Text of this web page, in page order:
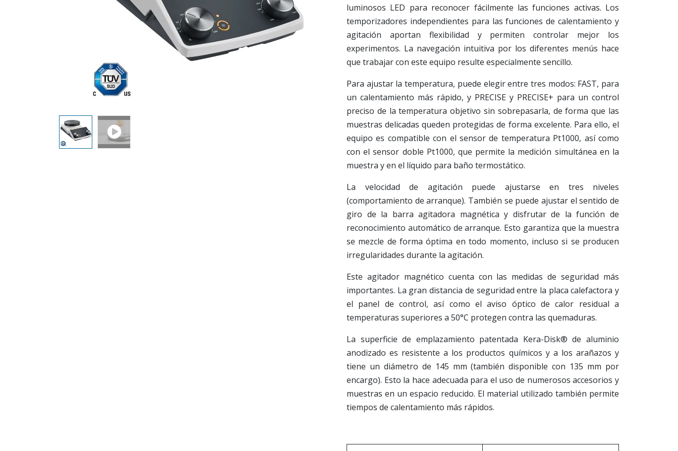
luminosos LED para reconocer fácilmente las funciones activas. Los
temporizadores independientes para las funciones de calentamiento y
agitación aportan flexibilidad y permiten controlar mejor los
experimentos. La navegación intuitiva por los diferentes menús hace
que trabajar con este equipo resulte especialmente sencillo.
Para ajustar la temperatura, puede elegir entre tres modos: FAST, para
un calentamiento más rápido, y PRECISE y PRECISE+ para un control
preciso de la temperatura objetivo sin sobrepasarla, de forma que las
muestras delicadas queden protegidas de forma excelente. Para ello, el
equipo es compatible con el sensor de temperatura Pt1000, así como
con el sensor doble Pt1000, que permite la medición simultánea en la
muestra y en el líquido para baño termostático.
La velocidad de agitación puede ajustarse en tres niveles
(comportamiento de arranque). También se puede ajustar el sentido de
giro de la barra agitadora magnética y disfrutar de la función de
reconocimiento automático de arranque. Esto garantiza que la muestra
se mezcle de forma óptima en todo momento, incluso si se producen
irregularidades durante la agitación.
Este agitador magnético cuenta con las medidas de seguridad más
importantes. La gran distancia de seguridad entre la placa calefactora y
el panel de control, así como el aviso óptico de calor residual a
temperaturas superiores a 50°C protegen contra las quemaduras.
La superficie de emplazamiento patentada Kera-Disk® de aluminio
anodizado es resistente a los productos químicos y a los arañazos y
tiene un diámetro de 145 mm (también disponible con 135 mm por
encargo). Esto la hace adecuada para el uso de numerosos accesorios y
muestras en un espacio reducido. El material utilizado también permite
tiempos de calentamiento más rápidos.